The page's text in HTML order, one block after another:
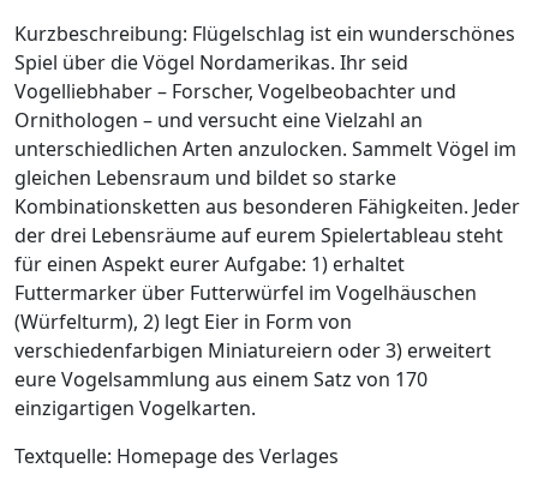
Kurzbeschreibung: Flügelschlag ist ein wunderschönes
Spiel über die Vögel Nordamerikas. Ihr seid
Vogelliebhaber – Forscher, Vogelbeobachter und
Ornithologen – und versucht eine Vielzahl an
unterschiedlichen Arten anzulocken. Sammelt Vögel im
gleichen Lebensraum und bildet so starke
Kombinationsketten aus besonderen Fähigkeiten. Jeder
der drei Lebensräume auf eurem Spielertableau steht
für einen Aspekt eurer Aufgabe: 1) erhaltet
Futtermarker über Futterwürfel im Vogelhäuschen
(Würfelturm), 2) legt Eier in Form von
verschiedenfarbigen Miniatureiern oder 3) erweitert
eure Vogelsammlung aus einem Satz von 170
einzigartigen Vogelkarten.
Textquelle: Homepage des Verlages